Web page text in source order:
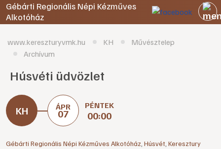
Gébárti Regionális Népi Kézműves
Alkotóház
www.kereszturyvmk.hu KH
Művésztelep
Archívum
Húsvéti üdvözlet
ÁPR
07
PÉNTEK
00:00
Gébárti Regionális Népi Kézműves Alkotóház Húsvét Keresztury